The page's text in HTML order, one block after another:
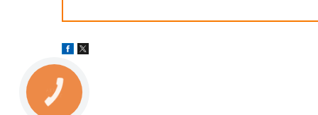
КНОПКА
ЗВ'ЯЗКУ